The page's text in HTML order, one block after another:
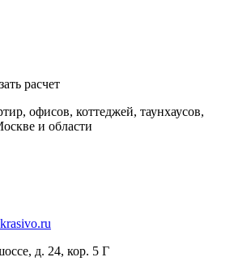
расчет
офисов, коттеджей, таунхаусов,
и области
д. 24, кор. 5 Г